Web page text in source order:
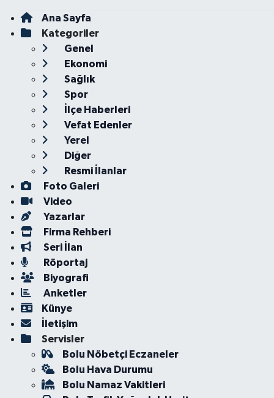
Ana Sayfa
Kategoriler
Genel
Ekonomi
Sağlık
Spor
İlçe Haberleri
Vefat Edenler
Yerel
Diğer
Resmi İlanlar
Foto Galeri
Video
Yazarlar
Firma Rehberi
Seri İlan
Röportaj
Biyografi
Anketler
Künye
İletişim
Servisler
Bolu Nöbetçi Eczaneler
Bolu Hava Durumu
Bolu Namaz Vakitleri